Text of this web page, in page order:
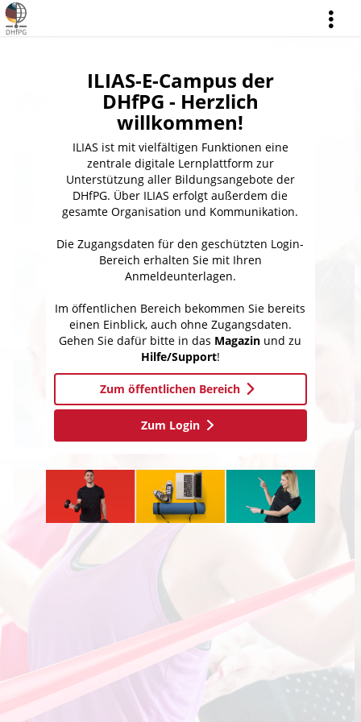
more
ILIAS-E-Campus der
DHfPG - Herzlich
willkommen!
ILIAS ist mit vielfältigen Funktionen eine
zentrale digitale Lernplattform zur
Unterstützung aller Bildungsangebote der
DHfPG. Über ILIAS erfolgt außerdem die
gesamte Organisation und Kommunikation.
Die Zugangsdaten für den geschützten Login-
Bereich erhalten Sie mit Ihren
Anmeldeunterlagen.
Im öffentlichen Bereich bekommen Sie bereits
einen Einblick, auch ohne Zugangsdaten.
Gehen Sie dafür bitte in das Magazin und zu
Hilfe/Support!
Zum öffentlichen Bereich
Zum Login